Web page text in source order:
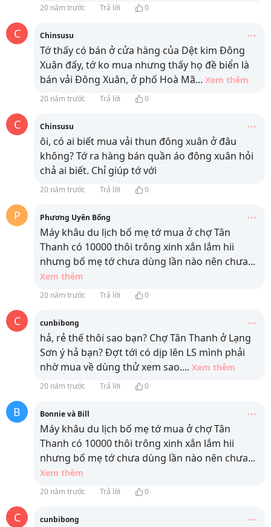
20 năm trước Trả lời 0
C Chinsusu
Tớ thấy có bán ở cửa hàng của Dệt kim Đông
Xuân đấy, tớ ko mua nhưng thấy họ đề biển là
bán vải Đông Xuân, ở phố Hoà Mã... Xem thêm
20 năm trước Trả lời 0
C Chinsusu
ôi, có ai biết mua vải thun đông xuân ở đâu
không? Tớ ra hàng bán quần áo đông xuân hỏi
chả ai biết. Chỉ giúp tớ với
20 năm trước Trả lời 0
P Phương Uyên Bống
Máy khâu du lịch bố mẹ tớ mua ở chợ Tân
Thanh có 10000 thôi trông xinh xắn lắm hii
nhưng bố mẹ tớ chưa dùng lần nào nên chưa...
Xem thêm
20 năm trước Trả lời 0
C cunbibong
hả, rẻ thế thôi sao bạn? Chợ Tân Thanh ở Lạng
Sơn ý hả bạn? Đợt tới có dịp lên LS mình phải
nhờ mua về dùng thử xem sao.... Xem thêm
20 năm trước Trả lời 0
B Bonnie và Bill
Máy khâu du lịch bố mẹ tớ mua ở chợ Tân
Thanh có 10000 thôi trông xinh xắn lắm hii
nhưng bố mẹ tớ chưa dùng lần nào nên chưa...
Xem thêm
20 năm trước Trả lời 0
C cunbibong